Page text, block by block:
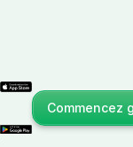
Commencez